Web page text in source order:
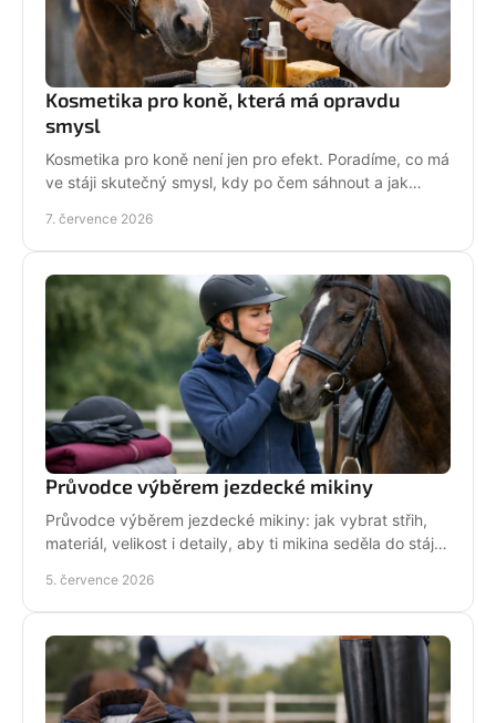
Kosmetika pro koně, která má opravdu
smysl
Kosmetika pro koně není jen pro efekt. Poradíme, co má
ve stáji skutečný smysl, kdy po čem sáhnout a jak
7. července 2026
Průvodce výběrem jezdecké mikiny
Průvodce výběrem jezdecké mikiny: jak vybrat střih,
materiál, velikost i detaily, aby ti mikina seděla do stáje,
5. července 2026